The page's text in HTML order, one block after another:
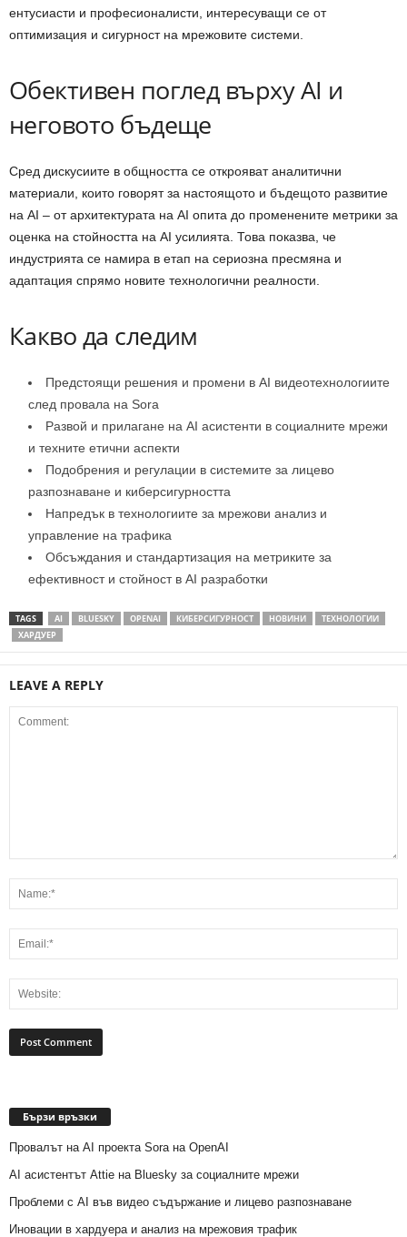
ентусиасти и професионалисти, интересуващи се от
оптимизация и сигурност на мрежовите системи.
Обективен поглед върху AI и
неговото бъдеще
Сред дискусиите в общността се открояват аналитични
материали, които говорят за настоящото и бъдещото развитие
на AI – от архитектурата на AI опита до променените метрики за
оценка на стойността на AI усилията. Това показва, че
индустрията се намира в етап на сериозна пресмяна и
адаптация спрямо новите технологични реалности.
Какво да следим
Предстоящи решения и промени в AI видеотехнологиите
след провала на Sora
Развой и прилагане на AI асистенти в социалните мрежи
и техните етични аспекти
Подобрения и регулации в системите за лицево
разпознаване и киберсигурността
Напредък в технологиите за мрежови анализ и
управление на трафика
Обсъждания и стандартизация на метриките за
ефективност и стойност в AI разработки
TAGS AI BLUESKY OPENAI КИБЕРСИГУРНОСТ НОВИНИ
ТЕХНОЛОГИИ
ХАРДУЕР
LEAVE A REPLY
Бързи връзки
Провалът на AI проекта Sora на OpenAI
AI асистентът Attie на Bluesky за социалните мрежи
Проблеми с AI във видео съдържание и лицево разпознаване
Иновации в хардуера и анализ на мрежовия трафик